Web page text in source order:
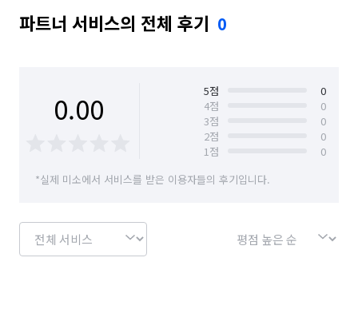
파트너 서비스의 전체 후기 0
0.00 5점
0
4점
0
3점
0
2점
0
1점
0
*실제 미소에서 서비스를 받은 이용자들의 후기입니다.